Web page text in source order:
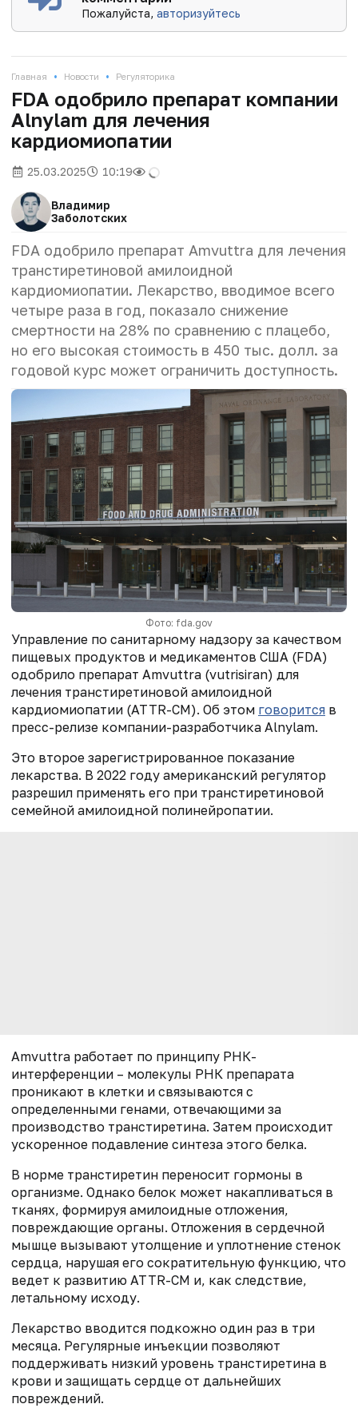
Пожалуйста,авторизуйтесь
Главная • Новости • Регуляторика
FDA одобрило препарат компании
Alnylam для лечения
кардиомиопатии
25.03.2025 10:19
Владимир
Заболотских
FDA одобрило препарат Amvuttra для лечения
транстиретиновой амилоидной
кардиомиопатии. Лекарство, вводимое всего
четыре раза в год, показало снижение
смертности на 28% по сравнению с плацебо,
но его высокая стоимость в 450 тыс. долл. за
годовой курс может ограничить доступность.
Фото: fda.gov
Управление по санитарному надзору за качеством
пищевых продуктов и медикаментов США (FDA)
одобрило препарат Amvuttra (vutrisiran) для
лечения транстиретиновой амилоидной
кардиомиопатии (ATTR-CM). Об этом говорится в
пресс-релизе компании-разработчика Alnylam.
Это второе зарегистрированное показание
лекарства. В 2022 году американский регулятор
разрешил применять его при транстиретиновой
семейной амилоидной полинейропатии.
Amvuttra работает по принципу РНК-
интерференции – молекулы РНК препарата
проникают в клетки и связываются с
определенными генами, отвечающими за
производство транстиретина. Затем происходит
ускоренное подавление синтеза этого белка.
В норме транстиретин переносит гормоны в
организме. Однако белок может накапливаться в
тканях, формируя амилоидные отложения,
повреждающие органы. Отложения в сердечной
мышце вызывают утолщение и уплотнение стенок
сердца, нарушая его сократительную функцию, что
ведет к развитию ATTR-CM и, как следствие,
летальному исходу.
Лекарство вводится подкожно один раз в три
месяца. Регулярные инъекции позволяют
поддерживать низкий уровень транстиретина в
крови и защищать сердце от дальнейших
повреждений.